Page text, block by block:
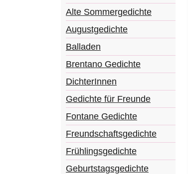
Alte Sommergedichte
Augustgedichte
Balladen
Brentano Gedichte
DichterInnen
Gedichte für Freunde
Fontane Gedichte
Freundschaftsgedichte
Frühlingsgedichte
Geburtstagsgedichte